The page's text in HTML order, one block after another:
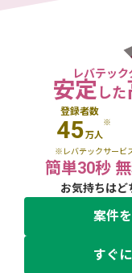
レバテッ
安定した
登録者数
45万人
※
※レバテックサービ
簡単30秒
お気持ちはど
案件
すぐ